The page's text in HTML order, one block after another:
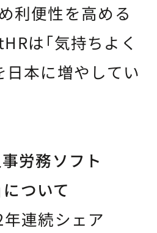
利便性を高める
は「気持ちよく
日本に増やしてい
労務ソフト
について
連続シェア